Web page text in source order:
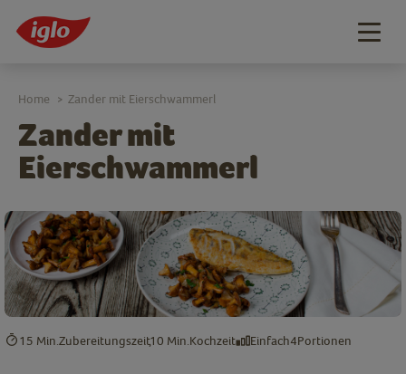
Zander mit
Eierschwammerl
Home > Zander mit Eierschwammerl
15 Min. Zubereitungszeit10 Min. Kochzeit Einfach4Portionen